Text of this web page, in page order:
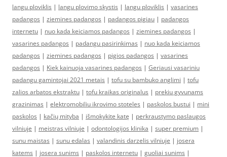
langu ploviklis | langu plovimo skystis | langu ploviklis | vasarines
padangos | ziemines padangos | padangos pigiau | padangos
internetu | nuo kada keiciamos padangos | ziemines padangos |
vasarines padangos | padangu pasirinkimas | nuo kada keiciamos
padangos | ziemines padangos | pigios padangos | vasarines
padangos | Kiek kainuoja vasarines padangos | Geriausi vasariniu
padangu gamintojai 2021 metais | tofu su bambuko anglimi | tofu
zalios arbatos ekstraktu | tofu kraikas originalus | prekiu gyvunams
grazinimas | elektromobiliu ikrovimo stoteles | paskolos bustui | mini
paskolos | kačių mityba | išmokykite katę | perkraustymo paslaugos
vilniuje | meistras vilniuje | odontologijos klinika | super premium |
sunu maistas | sunu edalas | valandinis darzelis vilniuje | josera
katems | josera sunims | paskolos internetu | guoliai sunims |